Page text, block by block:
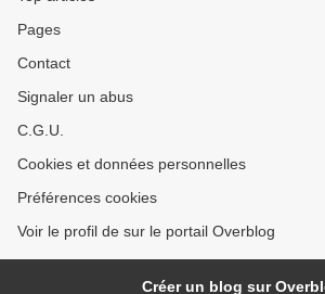
Pages
Contact
Signaler un abus
C.G.U.
Cookies et données personnelles
Préférences cookies
Voir le profil de sur le portail Overblog
Créer un blog sur